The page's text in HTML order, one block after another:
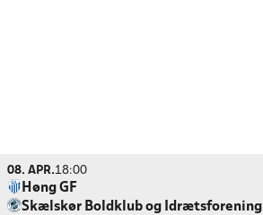
08. APR.18:00
Høng GF
Skælskør Boldklub og Idrætsforening